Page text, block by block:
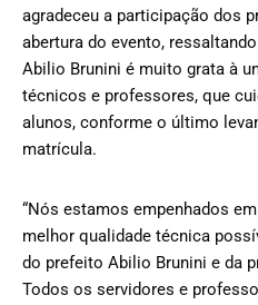
agradeceu a participação dos
abertura do evento,
Abilio Brunini é muito grata à
técnicos e professores, que
alunos, conforme o último
matrícula.
“Nós estamos empenhados
melhor qualidade técnica
do prefeito Abilio Brunini e da
Todos os servidores e